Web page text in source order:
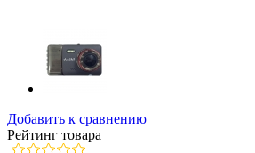
Добавить к сравнению
Рейтинг товара